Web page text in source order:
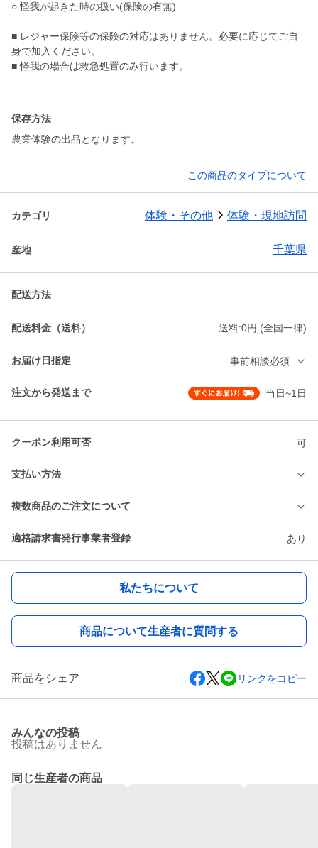
○ 怪我が起きた時の扱い(保険の有無)
■ レジャー保険等の保険の対応はありません。必要に応じてご自
身で加入ください。
■ 怪我の場合は救急処置のみ行います。
保存方法
農業体験の出品となります。
この商品のタイプについて
カテゴリ 体験・その他 体験・現地訪問
産地 千葉県
配送方法
配送料金（送料） 送料:0円 (全国一律)
お届け日指定 事前相談必須
注文から発送まで 当日~1日
クーポン利用可否 可
支払い方法
複数商品のご注文について
適格請求書発行事業者登録 あり
私たちについて
商品について生産者に質問する
商品をシェア リンクをコピー
みんなの投稿
投稿はありません
同じ生産者の商品